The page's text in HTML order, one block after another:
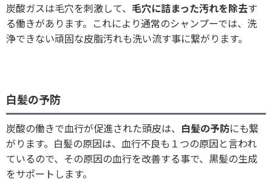
炭酸ガスは毛穴を刺激して、 毛穴に詰まった汚れを除去す
る働きがあります。これにより通常のシャンプーでは、洗
浄できない頑固な皮脂汚れも洗い流す事に繋がります。
白髪の予防
炭酸の働きで血行が促進された頭皮は、 白髪の予防にも繋
がります。白髪の原因は、血行不良も１つの原因と言われ
ているので、その原因の血行を改善する事で、黒髪の生成
をサポートします。